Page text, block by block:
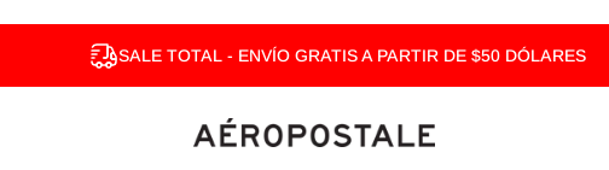
SALE TOTAL - ENVÍO GRATIS A PARTIR DE $50 DÓLARES